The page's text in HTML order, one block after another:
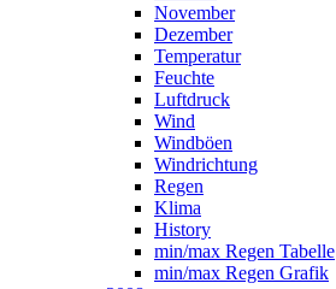
November
Dezember
Temperatur
Feuchte
Luftdruck
Wind
Windböen
Windrichtung
Regen
Klima
History
min/max Regen Tabelle
min/max Regen Grafik